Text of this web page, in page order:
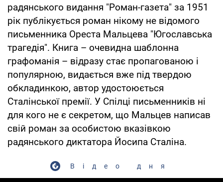
радянського видання "Роман-газета" за 1951
рік публікується роман нікому не відомого
письменника Ореста Мальцева "Югославська
трагедія". Книга – очевидна шаблонна
графоманія – відразу стає пропагованою і
популярною, видається вже під твердою
обкладинкою, автор удостоюється
Сталінської премії. У Спілці письменників ні
для кого не є секретом, що Мальцев написав
свій роман за особистою вказівкою
радянського диктатора Йосипа Сталіна.
Відео дня